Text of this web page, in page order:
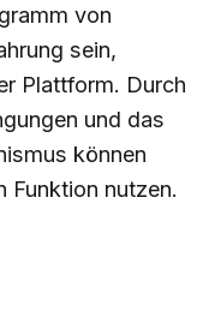
von
sein,
Plattform. Durch
und das
können
Funktion nutzen.